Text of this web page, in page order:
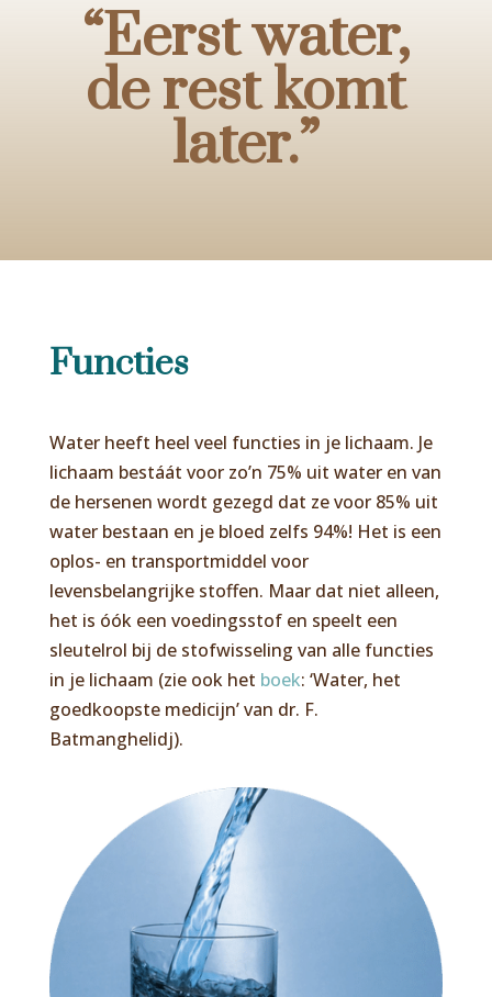
“Eerst water,
de rest komt
later.”
Functies
Water heeft heel veel functies in je lichaam. Je
lichaam bestáát voor zo’n 75% uit water en van
de hersenen wordt gezegd dat ze voor 85% uit
water bestaan en je bloed zelfs 94%! Het is een
oplos- en transportmiddel voor
levensbelangrijke stoffen. Maar dat niet alleen,
het is óók een voedingsstof en speelt een
sleutelrol bij de stofwisseling van alle functies
in je lichaam (zie ook het boek: ‘Water, het
goedkoopste medicijn’ van dr. F.
Batmanghelidj).